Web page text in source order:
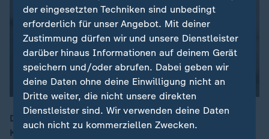
Der 31-jährige Kitesurfer Bruno Lobo will nur seine
Kamera testen, als er von lauten Hilferufen einer Frau
der eingesetzten Techniken sind unbedingt
erforderlich für unser Angebot. Mit deiner
Zustimmung dürfen wir und unsere Dienstleister
darüber hinaus Informationen auf deinem Gerät
speichern und/oder abrufen. Dabei geben wir
deine Daten ohne deine Einwilligung nicht an
Dritte weiter, die nicht unsere direkten
Dienstleister sind. Wir verwenden deine Daten
auch nicht zu kommerziellen Zwecken.